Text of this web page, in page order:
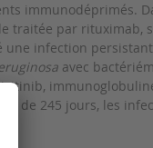
immunodéprimés.
traitée par rituximab,
une infection
avec
de 245 jours, les